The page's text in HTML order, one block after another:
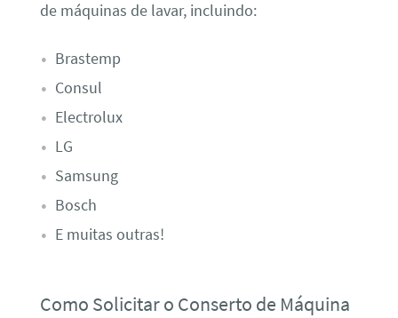
de máquinas de lavar, incluindo:
Brastemp
Consul
Electrolux
LG
Samsung
Bosch
E muitas outras!
Como Solicitar o Conserto de Máquina